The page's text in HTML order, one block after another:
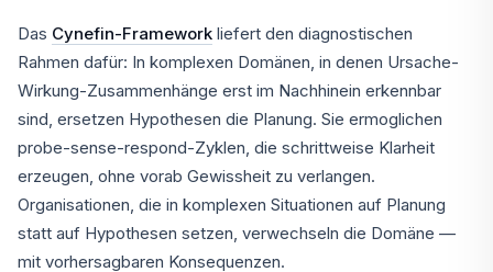
Das Cynefin-Framework liefert den diagnostischen
Rahmen dafür: In komplexen Domänen, in denen Ursache-
Wirkung-Zusammenhänge erst im Nachhinein erkennbar
sind, ersetzen Hypothesen die Planung. Sie ermoglichen
probe-sense-respond-Zyklen, die schrittweise Klarheit
erzeugen, ohne vorab Gewissheit zu verlangen.
Organisationen, die in komplexen Situationen auf Planung
statt auf Hypothesen setzen, verwechseln die Domäne —
mit vorhersagbaren Konsequenzen.